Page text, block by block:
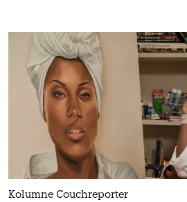
Kolumne Couchreporter